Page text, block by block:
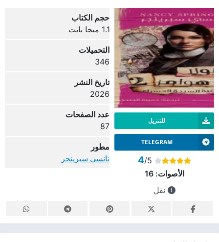
للتنزيل
TELEGRAM
4/5
الأصوات:16
نقل
حجم الكتاب
1.1 ميجا بايت
التحميلات
346
تاريخ النشر
2026
عدد الصفحات
87
مطور
نانسي سبرينجر